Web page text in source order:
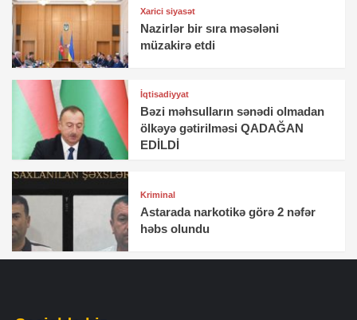
Xarici siyasət
Nazirlər bir sıra məsələni
müzakirə etdi
İqtisadiyyat
Bəzi məhsulların sənədi olmadan
ölkəyə gətirilməsi QADAĞAN
EDİLDİ
Kriminal
Astarada narkotikə görə 2 nəfər
həbs olundu